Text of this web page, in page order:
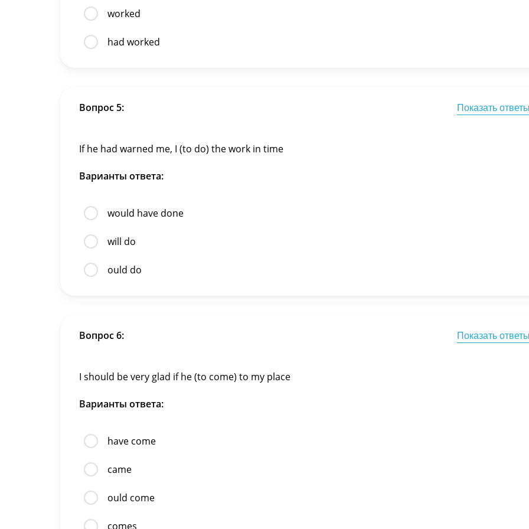
worked
had worked
Вопрос 5: Показать
If he had warned me, I (to do) the work in time
Варианты ответа:
would have done
will do
ould do
Вопрос 6: Показать
I should be very glad if he (to come) to my place
Варианты ответа:
have come
came
ould come
comes